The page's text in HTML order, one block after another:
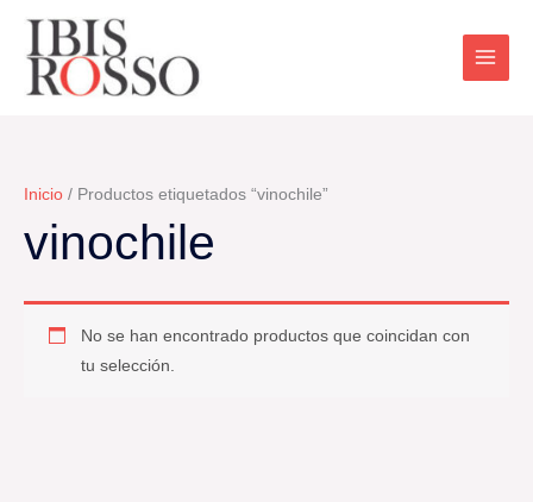
contenido
Inicio / Productos etiquetados “vinochile”
vinochile
No se han encontrado productos que coincidan con
tu selección.